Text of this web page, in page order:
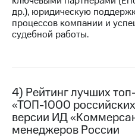
др.), юридическую
процессов компании и
судебной работы.
4) Рейтинг лучших
«ТОП-1000
версии ИД
менеджеров России